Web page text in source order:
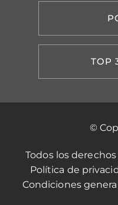
TOP
©
Todos los derechos
Política de
Condiciones